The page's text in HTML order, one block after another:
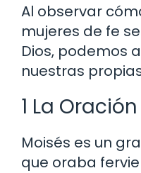
Al observar
mujeres de fe
Dios, podemos
nuestras
1 La
Moisés es un
que oraba